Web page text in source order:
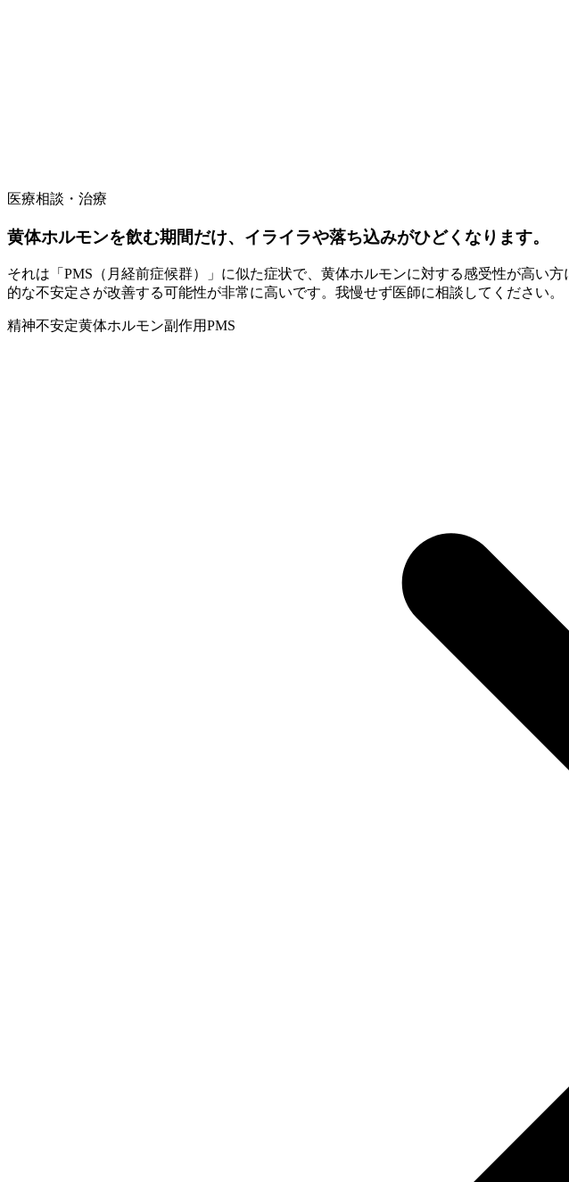
医療相談・治療
黄体ホルモンを飲む期間だけ、イライラや落ち込みがひどくなります。
それは「PMS（月経前症候群）」に似た症状で、黄体ホルモンに対する感受性が高い
的な不安定さが改善する可能性が非常に高いです。我慢せず医師に相談してください。
精神不安定黄体ホルモン副作用PMS